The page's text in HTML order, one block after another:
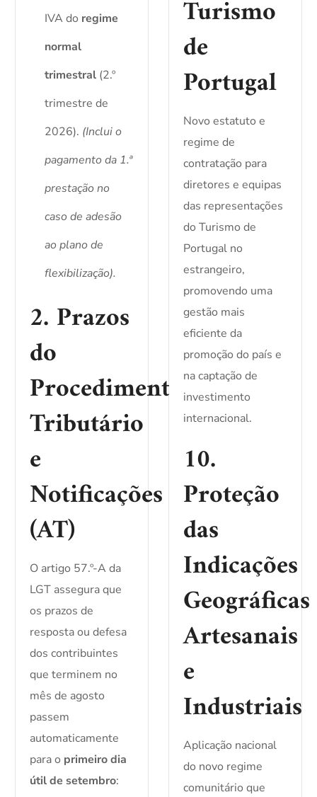
IVA do regime
normal
trimestral (2.º
trimestre de
2026). (Inclui o
pagamento da 1.ª
prestação no
caso de adesão
ao plano de
flexibilização).
2. Prazos
do
Procedimento
Tributário
e
Notificações
(AT)
O artigo 57.º-A da
LGT assegura que
os prazos de
resposta ou defesa
dos contribuintes
que terminem no
mês de agosto
passem
automaticamente
para o primeiro dia
útil de setembro:
Turismo
de
Portugal
Novo estatuto e
regime de
contratação para
diretores e equipas
das representações
do Turismo de
Portugal no
estrangeiro,
promovendo uma
gestão mais
eficiente da
promoção do país e
na captação de
investimento
internacional.
10.
Proteção
das
Indicações
Geográficas
Artesanais
e
Industriais
Aplicação nacional
do novo regime
comunitário que